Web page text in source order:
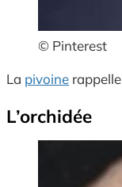
© Pinterest
La pivoine rappelle
L’orchidée